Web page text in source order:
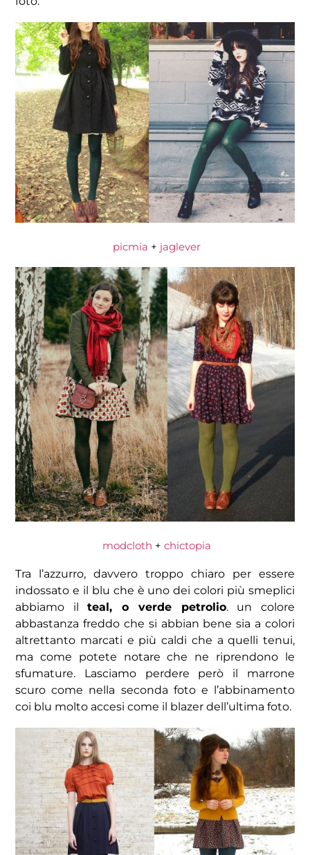
picmia + jaglever
modcloth + chictopia
Tra l’azzurro, davvero troppo chiaro per essere
indossato e il blu che è uno dei colori più smeplici
abbiamo ilteal, o verde petrolio. un colore
abbastanza freddo che si abbian bene sia a colori
altrettanto marcati e più caldi che a quelli tenui,
ma come potete notare che ne riprendono le
sfumature. Lasciamo perdere però il marrone
scuro come nella seconda foto e l’abbinamento
coi blu molto accesi come il blazer dell’ultima foto.